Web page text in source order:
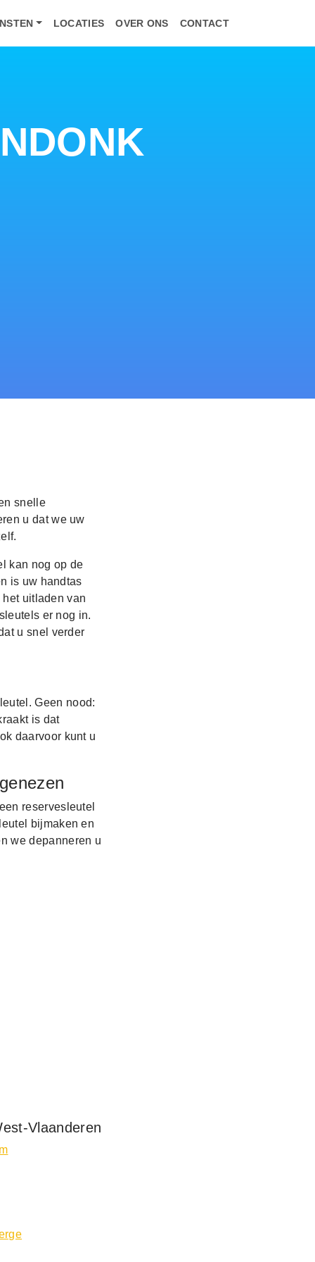
LOCATIES OVER ONS CONTACT
snelle
u dat we uw
kan nog op de
is uw handtas
uitladen van
er nog in.
u snel verder
Geen nood:
is dat
daarvoor kunt u
reservesleutel
bijmaken en
we depanneren u
Vlaanderen